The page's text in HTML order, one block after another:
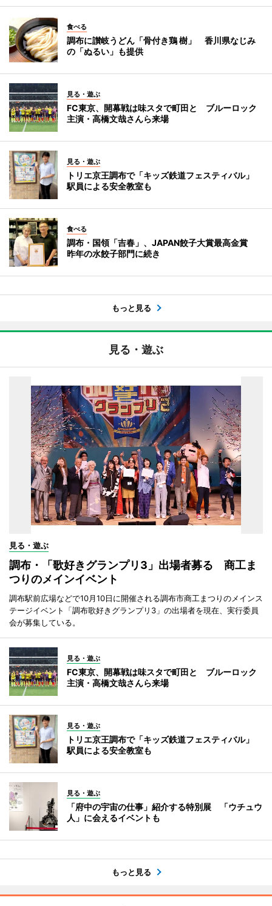
食べる
調布に讃岐うどん「骨付き鶏 樹」 香川県なじみ
の「ぬるい」も提供
見る・遊ぶ
FC東京、開幕戦は味スタで町田と ブルーロック
主演・高橋文哉さんら来場
見る・遊ぶ
トリエ京王調布で「キッズ鉄道フェスティバル」
駅員による安全教室も
食べる
調布・国領「吉春」、JAPAN餃子大賞最高金賞
昨年の水餃子部門に続き
もっと見る
見る・遊ぶ
見る・遊ぶ
調布・「歌好きグランプリ3」出場者募る 商工ま
つりのメインイベント
調布駅前広場などで10月10日に開催される調布市商工まつりのメインス
テージイベント「調布歌好きグランプリ3」の出場者を現在、実行委員
会が募集している。
見る・遊ぶ
FC東京、開幕戦は味スタで町田と ブルーロック
主演・高橋文哉さんら来場
見る・遊ぶ
トリエ京王調布で「キッズ鉄道フェスティバル」
駅員による安全教室も
見る・遊ぶ
「府中の宇宙の仕事」紹介する特別展 「ウチュウ
人」に会えるイベントも
もっと見る